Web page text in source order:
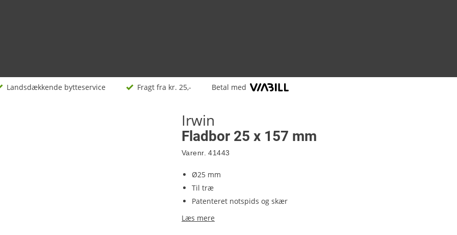
Landsdækkende bytteservice Fragt fra kr. 25,- Betal med
Irwin
Fladbor 25 x 157 mm
Varenr. 41443
Ø25 mm
Til træ
Patenteret notspids og skær
Læs mere